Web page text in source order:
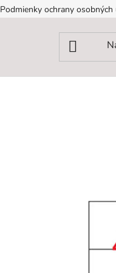
Podmienky ochrany osobných